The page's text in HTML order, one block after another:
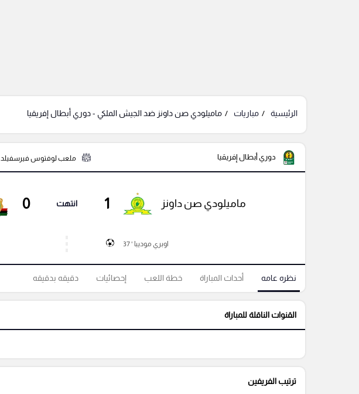
الرئيسية مباريات ماميلودي صن داونز ضد الجيش الملكي - دوري أبطال إفريقيا
دوري أبطال إفريقيا ملعب لوفتوس فيرسفيلد
ماميلودي صن داونز 1 انتهت 0
اوبري موديبا ' 37
نظره عامه أحداث المباراة خطة اللعب إحصائيات دقيقه بدقيقه
القنوات الناقلة للمباراة
ترتيب الفريفين